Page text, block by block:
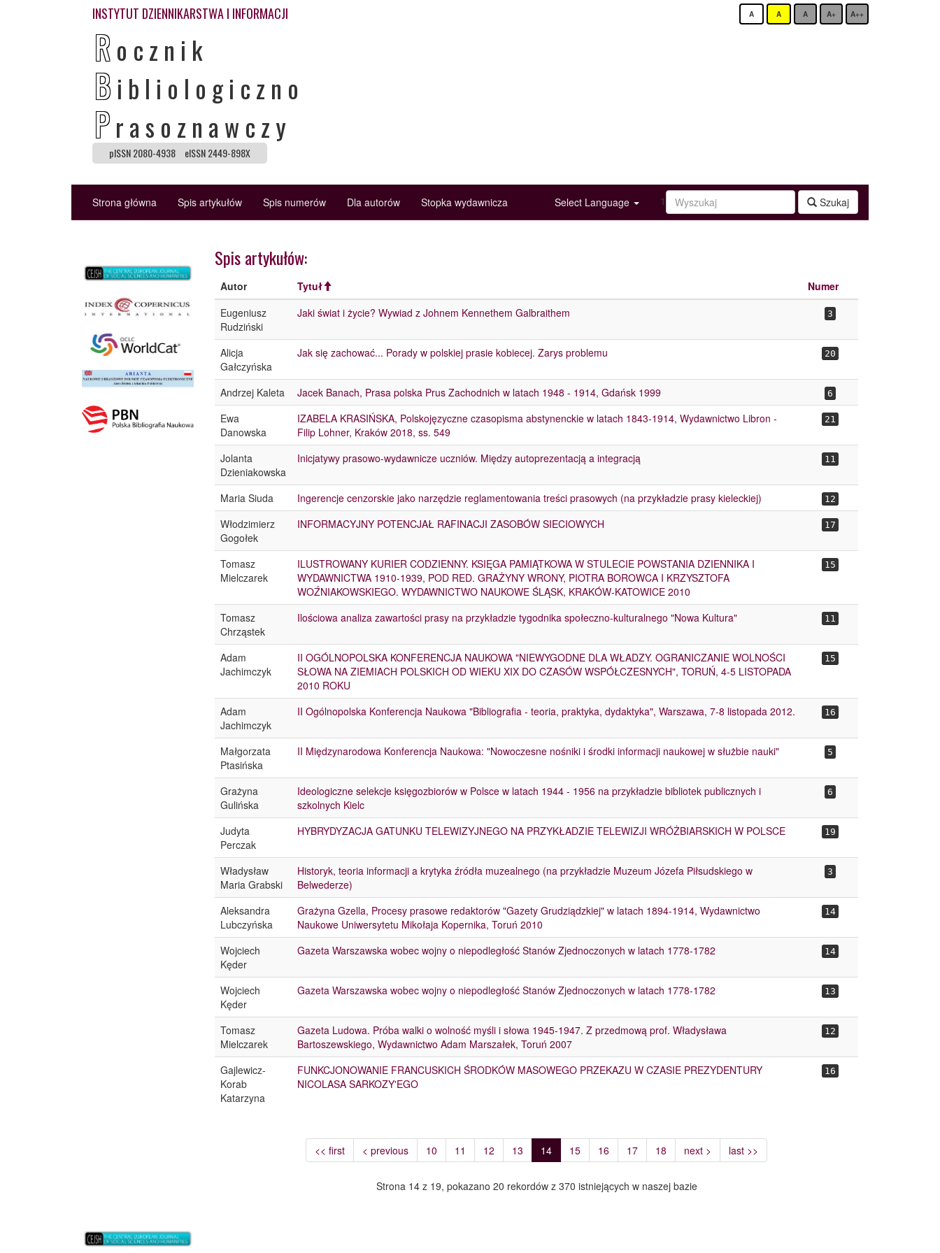
INSTYTUT DZIENNIKARSTWA I INFORMACJI
Rocznik
B ibliologiczno
Prasoznawczy
pISSN 2080-4938 eISSN 2449-898X
A A A A+ A++
Strona główna Spis artykułów Spis numerów Dla autorów Stopka wydawnicza 1 Szukaj
Select Language
Spis artykułów:
Autor Tytuł
Numer
Eugeniusz
Rudziński
Jaki świat i życie? Wywiad z Johnem Kennethem Galbraithem 3
Alicja
Gałczyńska
Jak się zachować... Porady w polskiej prasie kobiecej. Zarys problemu 20
Andrzej Kaleta Jacek Banach, Prasa polska Prus Zachodnich w latach 1948 - 1914, Gdańsk 1999 6
Ewa
Danowska
IZABELA KRASIŃSKA, Polskojęzyczne czasopisma abstynenckie w latach 1843-1914, Wydawnictwo Libron -
Filip Lohner, Kraków 2018, ss. 549
21
Jolanta
Dzieniakowska
Inicjatywy prasowo-wydawnicze uczniów. Między autoprezentacją a integracją 11
Maria Siuda Ingerencje cenzorskie jako narzędzie reglamentowania treści prasowych (na przykładzie prasy kieleckiej) 12
Włodzimierz
Gogołek
INFORMACYJNY POTENCJAŁ RAFINACJI ZASOBÓW SIECIOWYCH 17
Tomasz
Mielczarek
ILUSTROWANY KURIER CODZIENNY. KSIĘGA PAMIĄTKOWA W STULECIE POWSTANIA DZIENNIKA I
WYDAWNICTWA 1910-1939, POD RED. GRAŻYNY WRONY, PIOTRA BOROWCA I KRZYSZTOFA
WOŹNIAKOWSKIEGO. WYDAWNICTWO NAUKOWE ŚLĄSK, KRAKÓW-KATOWICE 2010
15
Tomasz
Chrząstek
Ilościowa analiza zawartości prasy na przykładzie tygodnika społeczno-kulturalnego "Nowa Kultura" 11
Adam
Jachimczyk
II OGÓLNOPOLSKA KONFERENCJA NAUKOWA "NIEWYGODNE DLA WŁADZY. OGRANICZANIE WOLNOŚCI
SŁOWA NA ZIEMIACH POLSKICH OD WIEKU XIX DO CZASÓW WSPÓŁCZESNYCH", TORUŃ, 4-5 LISTOPADA
2010 ROKU
15
Adam
Jachimczyk
II Ogólnopolska Konferencja Naukowa "Bibliografia - teoria, praktyka, dydaktyka", Warszawa, 7-8 listopada 2012. 16
Małgorzata
Ptasińska
II Międzynarodowa Konferencja Naukowa: "Nowoczesne nośniki i środki informacji naukowej w służbie nauki" 5
Grażyna
Gulińska
Ideologiczne selekcje księgozbiorów w Polsce w latach 1944 - 1956 na przykładzie bibliotek publicznych i
szkolnych Kielc
6
Judyta
Perczak
HYBRYDYZACJA GATUNKU TELEWIZYJNEGO NA PRZYKŁADZIE TELEWIZJI WRÓŻBIARSKICH W POLSCE 19
Władysław
Maria Grabski
Historyk, teoria informacji a krytyka źródła muzealnego (na przykładzie Muzeum Józefa Piłsudskiego w
Belwederze)
3
Aleksandra
Lubczyńska
Grażyna Gzella, Procesy prasowe redaktorów "Gazety Grudziądzkiej" w latach 1894-1914, Wydawnictwo
Naukowe Uniwersytetu Mikołaja Kopernika, Toruń 2010
14
Wojciech
Kęder
Gazeta Warszawska wobec wojny o niepodległość Stanów Zjednoczonych w latach 1778-1782 14
Wojciech
Kęder
Gazeta Warszawska wobec wojny o niepodległość Stanów Zjednoczonych w latach 1778-1782 13
Tomasz
Mielczarek
Gazeta Ludowa. Próba walki o wolność myśli i słowa 1945-1947. Z przedmową prof. Władysława
Bartoszewskiego, Wydawnictwo Adam Marszałek, Toruń 2007
12
Gajlewicz-
Korab
Katarzyna
FUNKCJONOWANIE FRANCUSKICH ŚRODKÓW MASOWEGO PRZEKAZU W CZASIE PREZYDENTURY
NICOLASA SARKOZY'EGO
16
<< first < previous 10 11 12 13 14 15 16 17 18 next > last >>
Strona 14 z 19, pokazano 20 rekordów z 370 istniejących w naszej bazie